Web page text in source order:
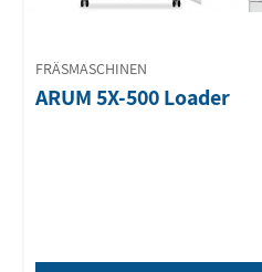
FRÄSMASCHINEN
ARUM 5X-500 Loader